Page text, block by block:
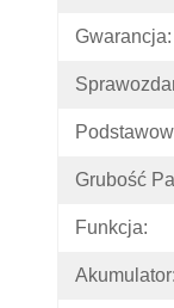
Gwarancja:
Grubość
Funkcja:
Akumulator: